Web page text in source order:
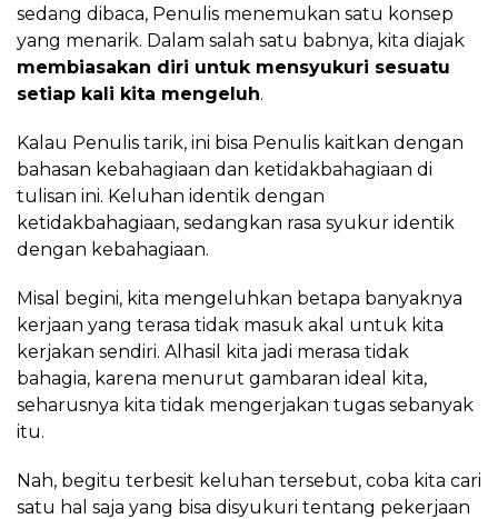
sedang dibaca, Penulis menemukan satu konsep
yang menarik. Dalam salah satu babnya, kita diajak
membiasakan diri untuk mensyukuri sesuatu
setiap kali kita mengeluh.
Kalau Penulis tarik, ini bisa Penulis kaitkan dengan
bahasan kebahagiaan dan ketidakbahagiaan di
tulisan ini. Keluhan identik dengan
ketidakbahagiaan, sedangkan rasa syukur identik
dengan kebahagiaan.
Misal begini, kita mengeluhkan betapa banyaknya
kerjaan yang terasa tidak masuk akal untuk kita
kerjakan sendiri. Alhasil kita jadi merasa tidak
bahagia, karena menurut gambaran ideal kita,
seharusnya kita tidak mengerjakan tugas sebanyak
itu.
Nah, begitu terbesit keluhan tersebut, coba kita cari
satu hal saja yang bisa disyukuri tentang pekerjaan